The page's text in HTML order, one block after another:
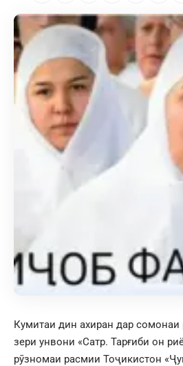
Кумитаи дин ахиран дар
зери унвони «Сатр. Тарғиби он
рӯзномаи расмии Тоҷикистон